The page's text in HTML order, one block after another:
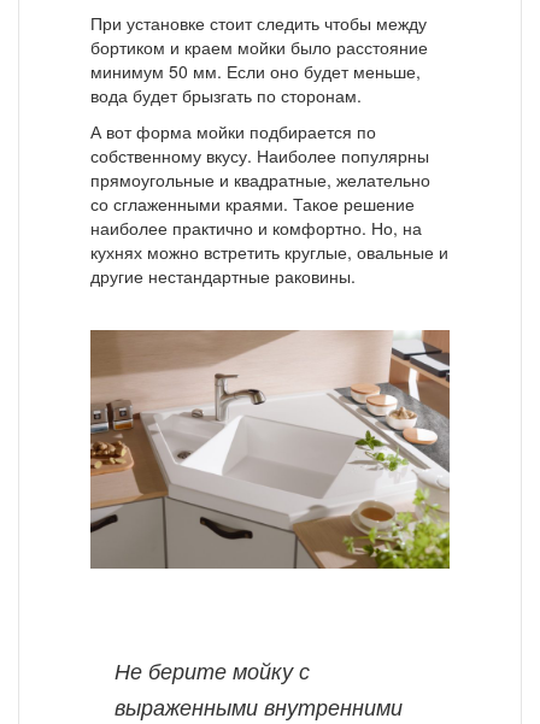
При установке стоит следить чтобы между
бортиком и краем мойки было расстояние
минимум 50 мм. Если оно будет меньше,
вода будет брызгать по сторонам.
А вот форма мойки подбирается по
собственному вкусу. Наиболее популярны
прямоугольные и квадратные, желательно
со сглаженными краями. Такое решение
наиболее практично и комфортно. Но, на
кухнях можно встретить круглые, овальные и
другие нестандартные раковины.
Не берите мойку с
выраженными внутренними